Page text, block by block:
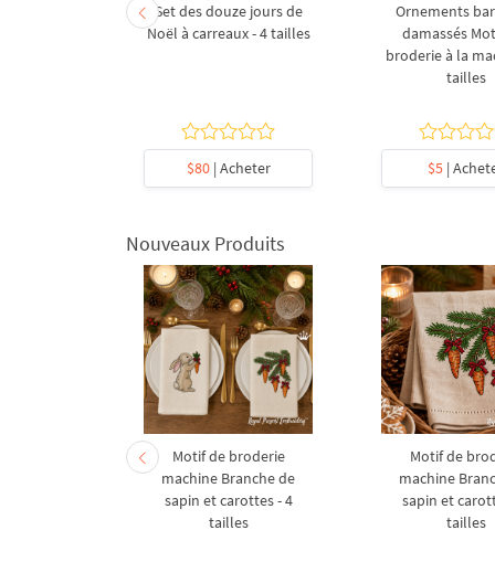
Set des douze jours de
Noël à carreaux - 4 tailles
$80| Acheter
Ornements
damassés
broderie à la
tailles
$5 |
Nouveaux Produits
Motif de broderie
machine Branche de
sapin et carottes - 4
tailles
Motif de
machine
sapin et
tailles